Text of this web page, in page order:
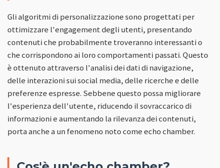
Gli algoritmi di personalizzazione sono progettati per
ottimizzare l'engagement degli utenti, presentando
contenuti che probabilmente troveranno interessanti o
che corrispondono ai loro comportamenti passati. Questo
è ottenuto attraverso l'analisi dei dati di navigazione,
delle interazioni sui social media, delle ricerche e delle
preferenze espresse. Sebbene questo possa migliorare
l'esperienza dell'utente, riducendo il sovraccarico di
informazioni e aumentando la rilevanza dei contenuti,
porta anche a un fenomeno noto come echo chamber.